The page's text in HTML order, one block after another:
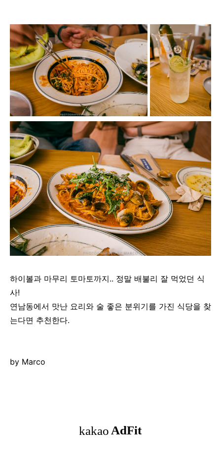
하이볼과 마무리 토마토까지.. 정말 배불리 잘 먹었던 식
사!
연남동에서 맛난 요리와 술 좋은 분위기를 가진 식당을 찾
는다면 추천한다.
by Marco